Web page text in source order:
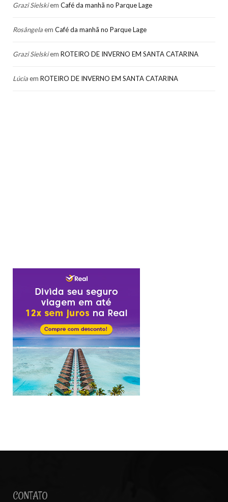
Grazi Sielskiem Café da manhã no Parque Lage
Rosângelaem Café da manhã no Parque Lage
Grazi Sielskiem ROTEIRO DE INVERNO EM SANTA CATARINA
Lúciaem ROTEIRO DE INVERNO EM SANTA CATARINA
CONTATO